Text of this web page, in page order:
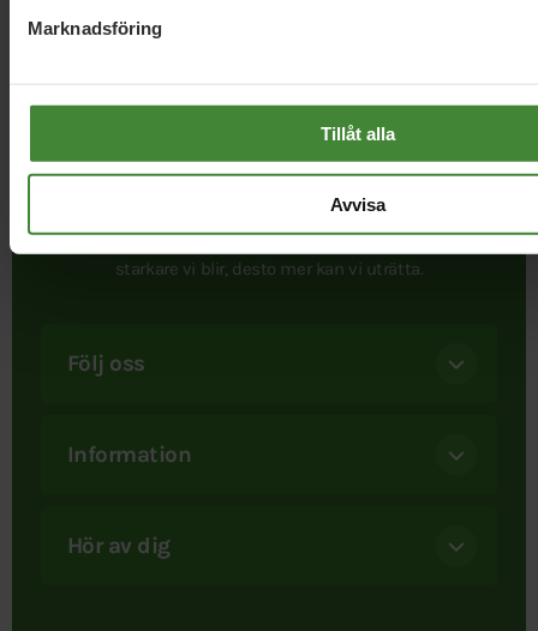
Marknadsföring
Tillåt alla
Avvisa
miljön främst var helt nytt. Det är det fortfarande. När
besluten ska fattas – då finns bara ett Miljöparti. Och ju
starkare vi blir, desto mer kan vi uträtta.
Följ oss
Information
Hör av dig